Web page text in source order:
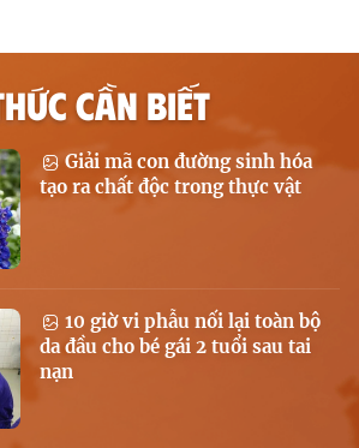
CẦN BIẾT
Giải mã con đường sinh hóa
tạo ra chất độc trong thực vật
10 giờ vi phẫu nối lại toàn bộ
da đầu cho bé gái 2 tuổi sau tai
nạn